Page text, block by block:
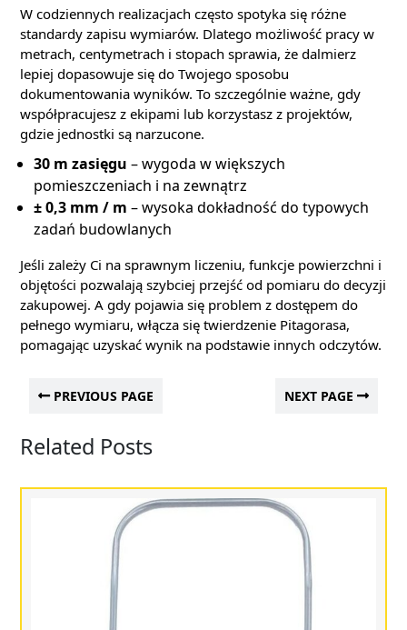
W codziennych realizacjach często spotyka się różne
standardy zapisu wymiarów. Dlatego możliwość pracy w
metrach, centymetrach i stopach sprawia, że dalmierz
lepiej dopasowuje się do Twojego sposobu
dokumentowania wyników. To szczególnie ważne, gdy
współpracujesz z ekipami lub korzystasz z projektów,
gdzie jednostki są narzucone.
30 m zasięgu – wygoda w większych
pomieszczeniach i na zewnątrz
± 0,3 mm / m – wysoka dokładność do typowych
zadań budowlanych
Jeśli zależy Ci na sprawnym liczeniu, funkcje powierzchni i
objętości pozwalają szybciej przejść od pomiaru do decyzji
zakupowej. A gdy pojawia się problem z dostępem do
pełnego wymiaru, włącza się twierdzenie Pitagorasa,
pomagając uzyskać wynik na podstawie innych odczytów.
PREVIOUS PAGE NEXT PAGE
Related Posts